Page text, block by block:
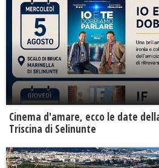
Cinema d'amare, ecco le date
Triscina di Selinunte